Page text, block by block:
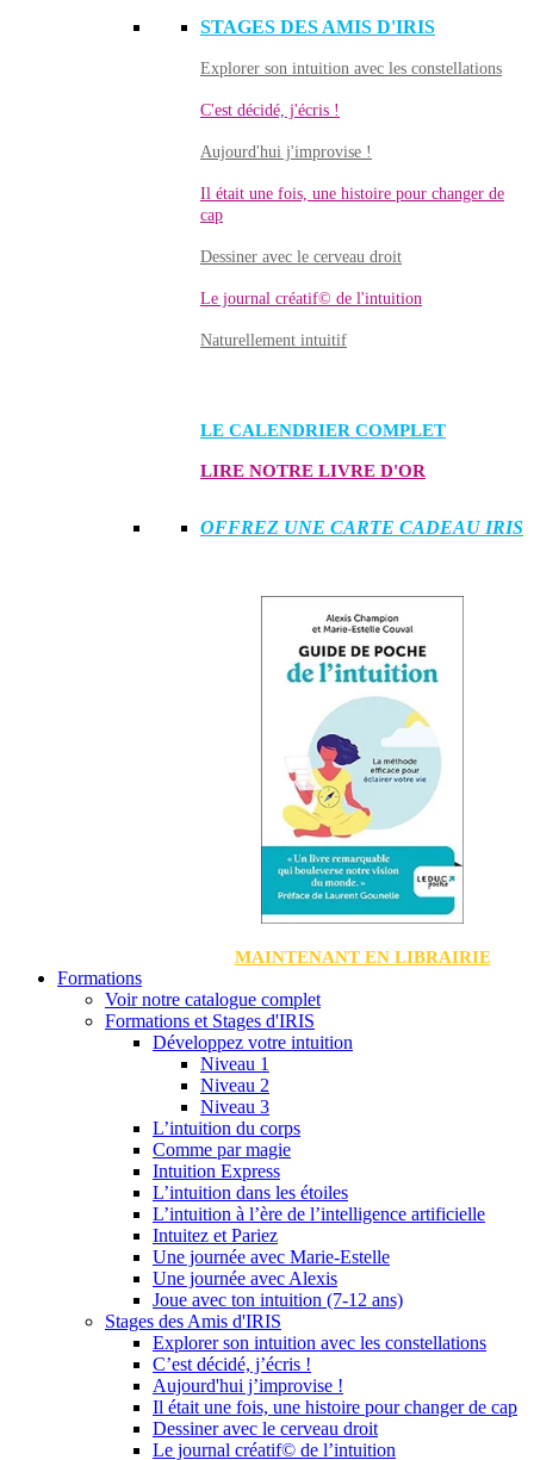
STAGES DES AMIS D'IRIS
Explorer son intuition avec les constellations
C'est décidé, j'écris !
Aujourd'hui j'improvise !
Il était une fois, une histoire pour changer de
cap
Dessiner avec le cerveau droit
Le journal créatif© de l'intuition
Naturellement intuitif
LE CALENDRIER COMPLET
LIRE NOTRE LIVRE D'OR
OFFREZ UNE CARTE CADEAU IRIS
MAINTENANT EN LIBRAIRIE
Formations
Voir notre catalogue complet
Formations et Stages d'IRIS
Développez votre intuition
Niveau 1
Niveau 2
Niveau 3
L’intuition du corps
Comme par magie
Intuition Express
L’intuition dans les étoiles
L’intuition à l’ère de l’intelligence artificielle
Intuitez et Pariez
Une journée avec Marie-Estelle
Une journée avec Alexis
Joue avec ton intuition (7-12 ans)
Stages des Amis d'IRIS
Explorer son intuition avec les constellations
C’est décidé, j’écris !
Aujourd'hui j’improvise !
Il était une fois, une histoire pour changer de cap
Dessiner avec le cerveau droit
Le journal créatif© de l’intuition